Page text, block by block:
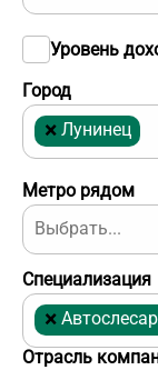
Отрасль
Город
× Лунинец
Уровень
Метро рядом
Специализация
×